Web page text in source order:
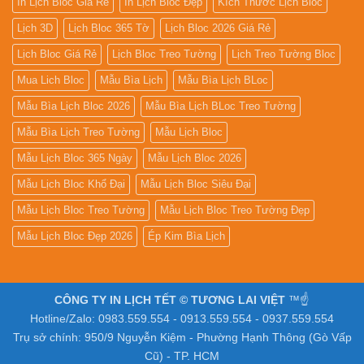
Lịch 3D Lịch Bloc 365 Tờ Lịch Bloc 2026 Giá Rẻ
Lịch Bloc Giá Rẻ Lịch Bloc Treo Tường Lịch Treo Tường Bloc
Mua Lich Bloc Mẫu Bìa Lịch Mẫu Bìa Lịch BLoc
Mẫu Bìa Lịch Bloc 2026 Mẫu Bìa Lịch BLoc Treo Tường
Mẫu Bìa Lịch Treo Tường Mẫu Lịch Bloc
Mẫu Lịch Bloc 365 Ngày Mẫu Lịch Bloc 2026
Mẫu Lịch Bloc Khổ Đại Mẫu Lịch Bloc Siêu Đại
Mẫu Lịch Bloc Treo Tường Mẫu Lịch Bloc Treo Tường Đẹp
Mẫu Lịch Bloc Đẹp 2026 Ép Kim Bìa Lịch
CÔNG TY IN LỊCH TẾT © TƯƠNG LAI VIỆT ™☝️
Hotline/Zalo: 0983.559.554 - 0913.559.554 - 0937.559.554
Trụ sở chính: 950/9 Nguyễn Kiệm - Phường Hạnh Thông (Gò Vấp
Cũ) - TP. HCM